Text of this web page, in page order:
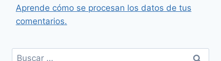
Aprende cómo se procesan los datos de tus
comentarios.
Buscar: